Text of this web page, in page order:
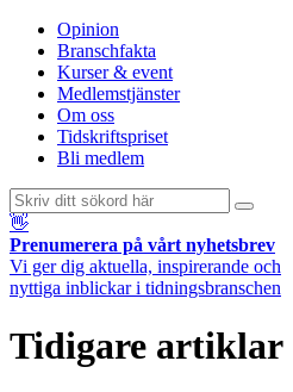
Opinion
Branschfakta
Kurser & event
Medlemstjänster
Om oss
Tidskriftspriset
Bli medlem
👋
Prenumerera på vårt nyhetsbrev
Vi ger dig aktuella, inspirerande och
nyttiga inblickar i tidningsbranschen
Tidigare artiklar